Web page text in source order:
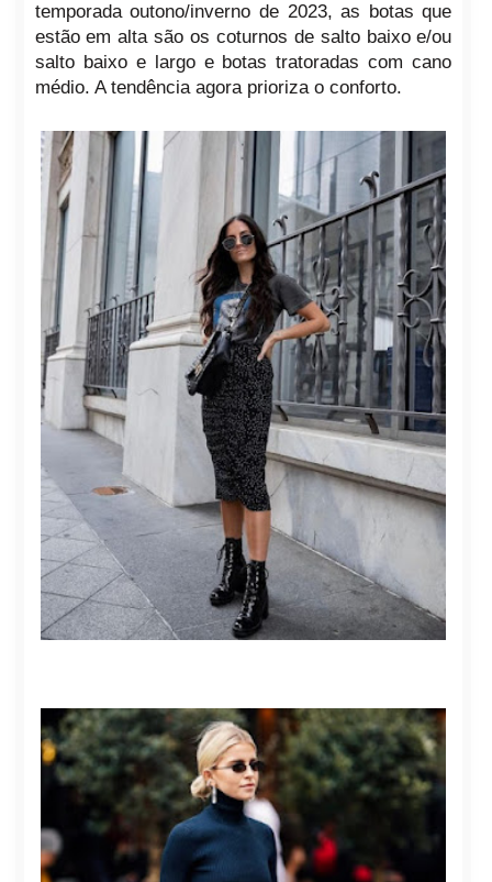
temporada outono/inverno de 2023, as botas que
estão em alta são os coturnos de salto baixo e/ou
salto baixo e largo e botas tratoradas com cano
médio. A tendência agora prioriza o conforto.